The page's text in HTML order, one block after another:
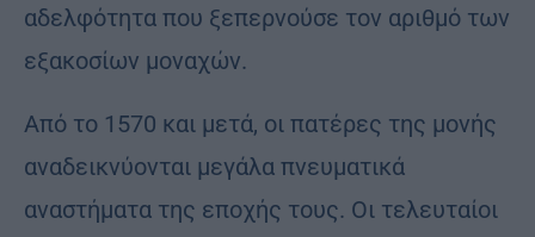
αδελφότητα που ξεπερνούσε τον αριθμό των
εξακοσίων μοναχών.
Από το 1570 και μετά, οι πατέρες της μονής
αναδεικνύονται μεγάλα πνευματικά
αναστήματα της εποχής τους. Οι τελευταίοι